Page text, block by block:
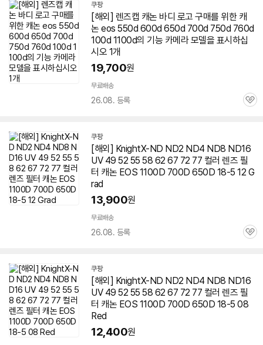
쿠팡
[해외] 렌즈캡 캐논 바디 로고 구매를 위한 캐
논 eos 550d 600d 650d 700d 750d 760d
100d 1100d의 기능 카메라 모델을 표시하십
시오 1개
19,700원
무료배송
26.08. 등록
관
쿠팡
[해외] KnightX-ND ND2 ND4 ND8 ND16
UV 49 52 55 58 62 67 72 77 컬러 렌즈 필
터 캐논 EOS 1100D 700D 650D 18-5 12 G
rad
13,900원
무료배송
26.08. 등록
관
쿠팡
[해외] KnightX-ND ND2 ND4 ND8 ND16
UV 49 52 55 58 62 67 72 77 컬러 렌즈 필
터 캐논 EOS 1100D 700D 650D 18-5 08
Red
12,400원